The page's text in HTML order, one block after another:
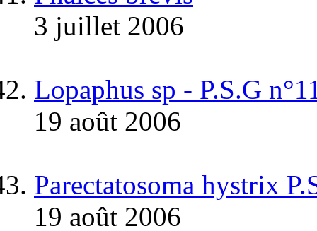
3 juillet 2006
Lopaphus sp - P.S.G
19 août 2006
Parectatosoma hystrix
19 août 2006